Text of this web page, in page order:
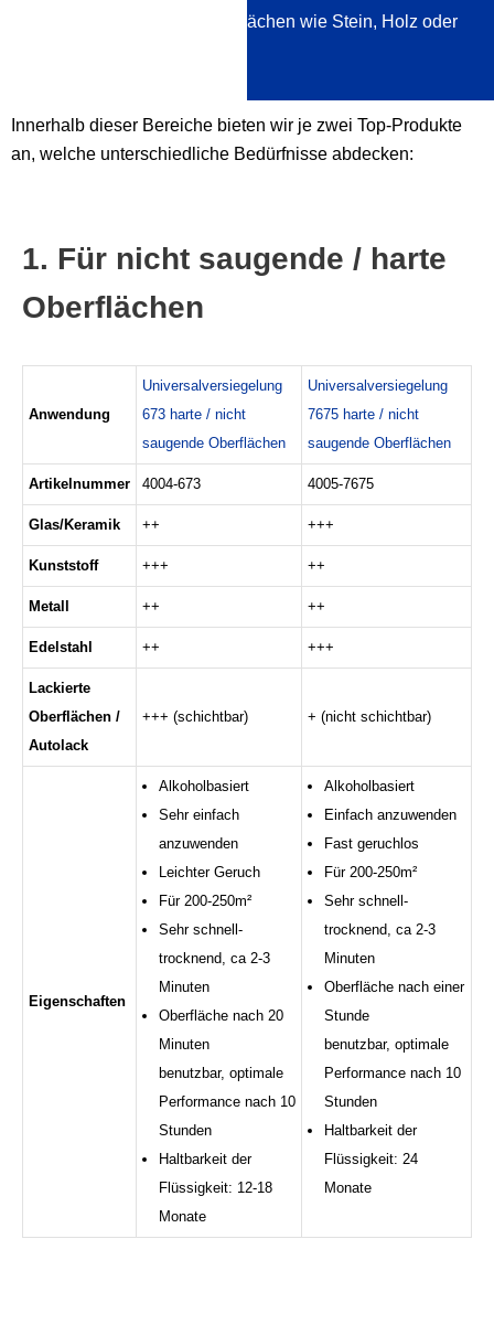
saugende/ weiche Oberflächen wie Stein, Holz oder
Innerhalb dieser Bereiche bieten wir je zwei Top-Produkte
an, welche unterschiedliche Bedürfnisse abdecken:
1. Für nicht saugende / harte
Oberflächen
Anwendung
Universalversiegelung
673 harte / nicht
saugende Oberflächen
Universalversiegelung
7675 harte / nicht
saugende Oberflächen
Artikelnummer 4004-673 4005-7675
Glas/Keramik ++ +++
Kunststoff +++ ++
Metall ++ ++
Edelstahl ++ +++
Lackierte
Oberflächen /
Autolack
+++ (schichtbar) + (nicht schichtbar)
Eigenschaften
Alkoholbasiert
Sehr einfach
anzuwenden
Leichter Geruch
Für 200-250m²
Sehr schnell-
trocknend, ca 2-3
Minuten
Oberfläche nach 20
Minuten
benutzbar, optimale
Performance nach 10
Stunden
Haltbarkeit der
Flüssigkeit: 12-18
Monate
Alkoholbasiert
Einfach anzuwenden
Fast geruchlos
Für 200-250m²
Sehr schnell-
trocknend, ca 2-3
Minuten
Oberfläche nach einer
Stunde
benutzbar, optimale
Performance nach 10
Stunden
Haltbarkeit der
Flüssigkeit: 24
Monate